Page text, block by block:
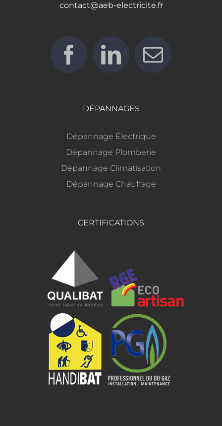
contact@aeb-electricite.fr
DÉPANNAGES
Dépannage Électrique
Dépannage Plomberie
Dépannage Climatisation
Dépannage Chauffage
CERTIFICATIONS